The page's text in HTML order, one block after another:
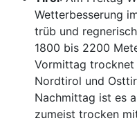
Wetterbesserung
trüb und
1800 bis 2200
Vormittag trocknet
Nordtirol und
Nachmittag ist es
zumeist trocken